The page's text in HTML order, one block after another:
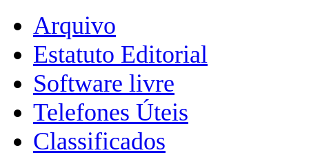
Arquivo
Estatuto Editorial
Software livre
Telefones Úteis
Classificados